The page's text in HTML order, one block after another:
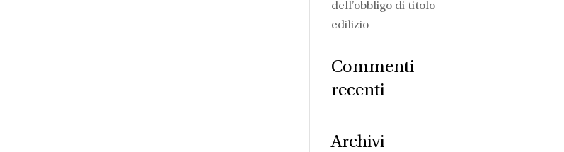
dell’obbligo di titolo
edilizio
Commenti
recenti
Archivi